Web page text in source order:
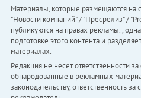
Материалы, которые размещаются на
"Новости компаний" / "Пресрелиз" /
публикуются на правах рекламы. ,
подготовке этого контента и
материалах.
Редакция не несет ответственности
обнародованные в рекламных
законодательству, ответственность